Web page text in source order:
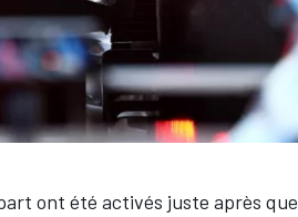
ont été activés juste après que